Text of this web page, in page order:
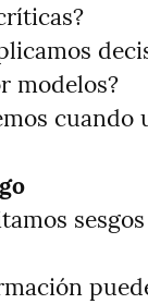
modelos?
cuando